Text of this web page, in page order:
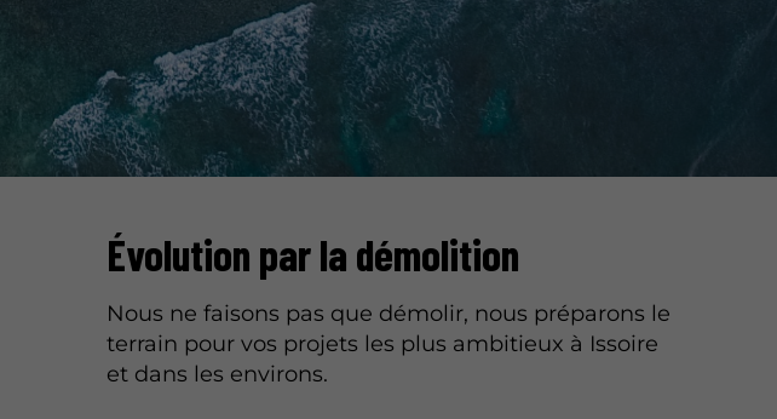
Évolution par la démolition
Nous ne faisons pas que démolir, nous préparons le
terrain pour vos projets les plus ambitieux à Issoire
et dans les environs.